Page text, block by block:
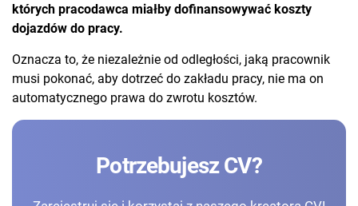
których pracodawca miałby dofinansowywać koszty
dojazdów do pracy.
Oznacza to, że niezależnie od odległości, jaką pracownik
musi pokonać, aby dotrzeć do zakładu pracy, nie ma on
automatycznego prawa do zwrotu kosztów.
Potrzebujesz CV?